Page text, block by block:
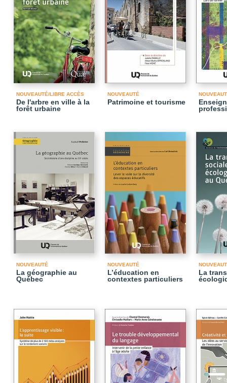
NOUVEAUTÉ/LIBRE ACCÈS
De l'arbre en ville à la
forêt urbaine
NOUVEAUTÉ
Patrimoine et tourisme
NOUVEAUTÉ
La géographie au
Québec
NOUVEAUTÉ
L’éducation en
contextes particuliers
La